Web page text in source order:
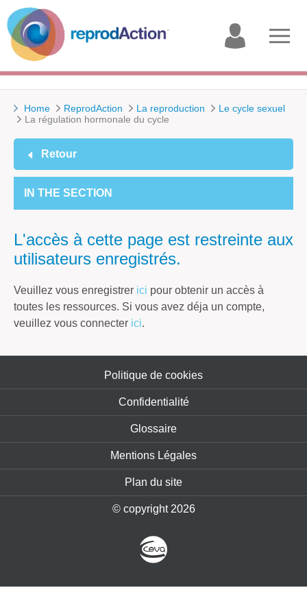
account
Home ReprodAction La reproduction
Le cycle sexuel
La régulation hormonale du cycle
Retour
IN THE SECTION
L'accès à cette page est restreinte aux
utilisateurs enregistrés.
Veuillez vous enregistrer ici pour obtenir un accès à
toutes les ressources. Si vous avez déja un compte,
veuillez vous connecter ici.
Politique de cookies
Confidentialité
Glossaire
Mentions Légales
Plan du site
© copyright 2026